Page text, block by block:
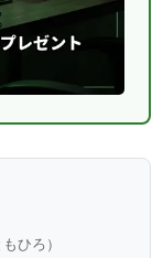
ひろ）